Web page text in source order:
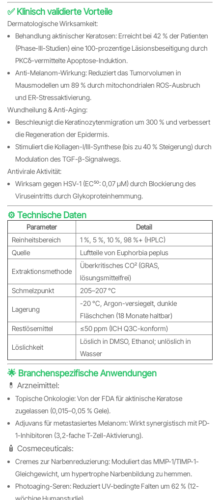
✅ Klinisch validierte Vorteile
Dermatologische Wirksamkeit:
Behandlung aktinischer Keratosen: Erreicht bei 42 % der Patienten
(Phase-III-Studien) eine 100-prozentige Läsionsbeseitigung durch
PKCδ-vermittelte Apoptose-Induktion.
Anti-Melanom-Wirkung: Reduziert das Tumorvolumen in
Mausmodellen um 89 % durch mitochondrialen ROS-Ausbruch
und ER-Stressaktivierung.
Wundheilung & Anti-Aging:
Beschleunigt die Keratinozytenmigration um 300 % und verbessert
die Regeneration der Epidermis.
Stimuliert die Kollagen-I/III-Synthese (bis zu 40 % Steigerung) durch
Modulation des TGF-β-Signalwegs.
Antivirale Aktivität:
Wirksam gegen HSV-1 (EC₅₀: 0,07 μM) durch Blockierung des
Viruseintritts durch Glykoproteinhemmung.
⚙️ Technische Daten
Parameter
Detail
Reinheitsbereich
1 %, 5 %, 10 %, 98 %+ (HPLC)
Quelle
Luftteile von Euphorbia peplus
Extraktionsmethode
Überkritisches CO₂ (GRAS,
lösungsmittelfrei)
Schmelzpunkt
205–207 °C
Lagerung
-20 °C, Argon-versiegelt, dunkle
Fläschchen (18 Monate haltbar)
Restlösemittel
≤50 ppm (ICH Q3C-konform)
Löslichkeit
Löslich in DMSO, Ethanol; unlöslich in
Wasser
🌟 Branchenspezifische Anwendungen
💊 Arzneimittel:
Topische Onkologie: Von der FDA für aktinische Keratose
zugelassen (0,015–0,05 % Gele).
Adjuvans für metastasiertes Melanom: Wirkt synergistisch mit PD-
1-Inhibitoren (3,2-fache T-Zell-Aktivierung).
🧴 Cosmeceuticals:
Cremes zur Narbenreduzierung: Moduliert das MMP-1/TIMP-1-
Gleichgewicht, um hypertrophe Narbenbildung zu hemmen.
Photoaging-Seren: Reduziert UV-bedingte Falten um 62 % (12-
wöchige Humanstudie).